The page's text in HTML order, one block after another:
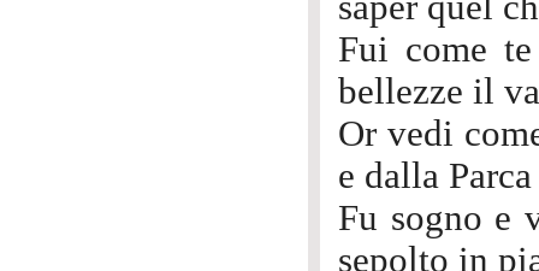
Fui come
bellezze il
Or vedi
e dalla
Fu sogno e
sepolto in